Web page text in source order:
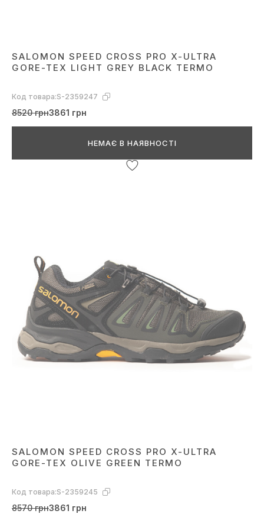
SALOMON SPEED CROSS PRO X-ULTRA
GORE-TEX LIGHT GREY BLACK TERMO
Код товара:S-2359247
8520 грн3861 грн
НЕМАЄ В НАЯВНОСТІ
SALOMON SPEED CROSS PRO X-ULTRA
GORE-TEX OLIVE GREEN TERMO
Код товара:S-2359245
8570 грн3861 грн